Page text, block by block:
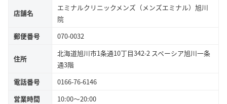
店舗名
エミナルクリニックメンズ（メンズエミナル）旭川
院
郵便番号
070-0032
住所
北海道旭川市1条通10丁目342-2 スペーシア旭川一条
通3階
電話番号
0166-76-6146
営業時間
10:00～20:00